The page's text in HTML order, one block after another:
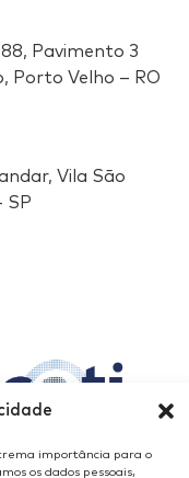
importância para o
os dados pessoais,
Pavimento 3
Porto Velho – RO
Vila São
SP